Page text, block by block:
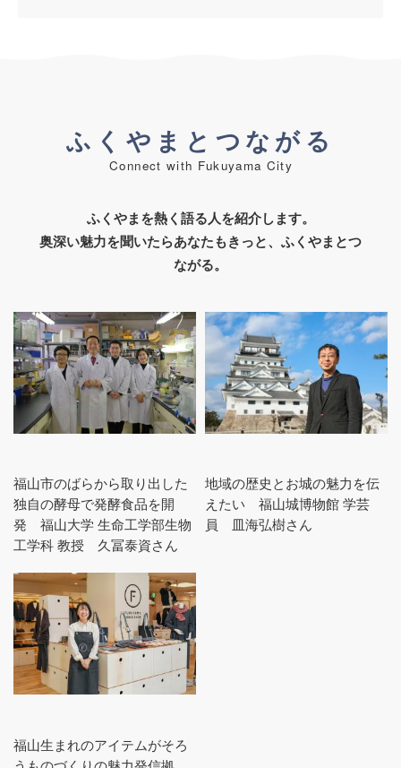
ふくやまとつながる
ふくやまを熱く語る人を紹介します。
奥深い魅力を聞いたらあなたもきっと、ふくやまとつ
ながる。
福山市のばらから取り出した
独自の酵母で発酵食品を開
発 福山大学 生命工学部生物
工学科 教授 久冨泰資さん
地域の歴史とお城の魅力を伝
えたい 福山城博物館 学芸
員 皿海弘樹さん
福山生まれのアイテムがそろ